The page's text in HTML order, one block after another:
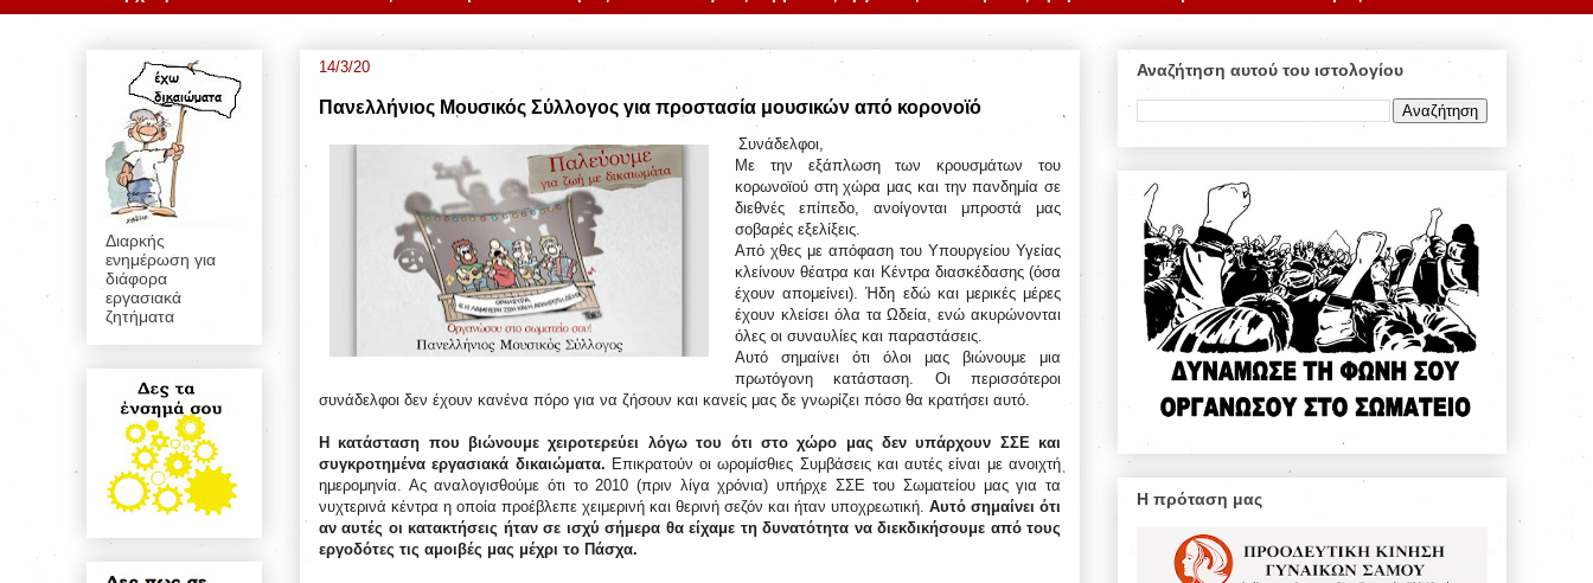
14/3/20
Πανελλήνιος Μουσικός Σύλλογος για προστασία μουσικών από κορονοϊό
Συνάδελφοι,
Με την εξάπλωση των κρουσμάτων του
κορωνοϊού στη χώρα μας και την πανδημία σε
διεθνές επίπεδο, ανοίγονται μπροστά μας
σοβαρές εξελίξεις.
Από χθες με απόφαση του Υπουργείου Υγείας
κλείνουν θέατρα και Κέντρα διασκέδασης (όσα
έχουν απομείνει). Ήδη εδώ και μερικές μέρες
έχουν κλείσει όλα τα Ωδεία, ενώ ακυρώνονται
όλες οι συναυλίες και παραστάσεις.
Αυτό σημαίνει ότι όλοι μας βιώνουμε μια
πρωτόγονη κατάσταση. Οι περισσότεροι
συνάδελφοι δεν έχουν κανένα πόρο για να ζήσουν και κανείς μας δε γνωρίζει πόσο θα κρατήσει αυτό.
Η κατάσταση που βιώνουμε χειροτερεύει λόγω του ότι στο χώρο μας δεν υπάρχουν ΣΣΕ και
συγκροτημένα εργασιακά δικαιώματα. Επικρατούν οι ωρομίσθιες Συμβάσεις και αυτές είναι με ανοιχτή
ημερομηνία. Ας αναλογισθούμε ότι το 2010 (πριν λίγα χρόνια) υπήρχε ΣΣΕ του Σωματείου μας για τα
νυχτερινά κέντρα η οποία προέβλεπε χειμερινή και θερινή σεζόν και ήταν υποχρεωτική. Αυτό σημαίνει ότι
αν αυτές οι κατακτήσεις ήταν σε ισχύ σήμερα θα είχαμε τη δυνατότητα να διεκδικήσουμε από τους
εργοδότες τις αμοιβές μας μέχρι το Πάσχα.
Διαρκής
ενημέρωση για
διάφορα
εργασιακά
ζητήματα
Αναζήτηση αυτού του ιστολογίου
Η πρόταση μας